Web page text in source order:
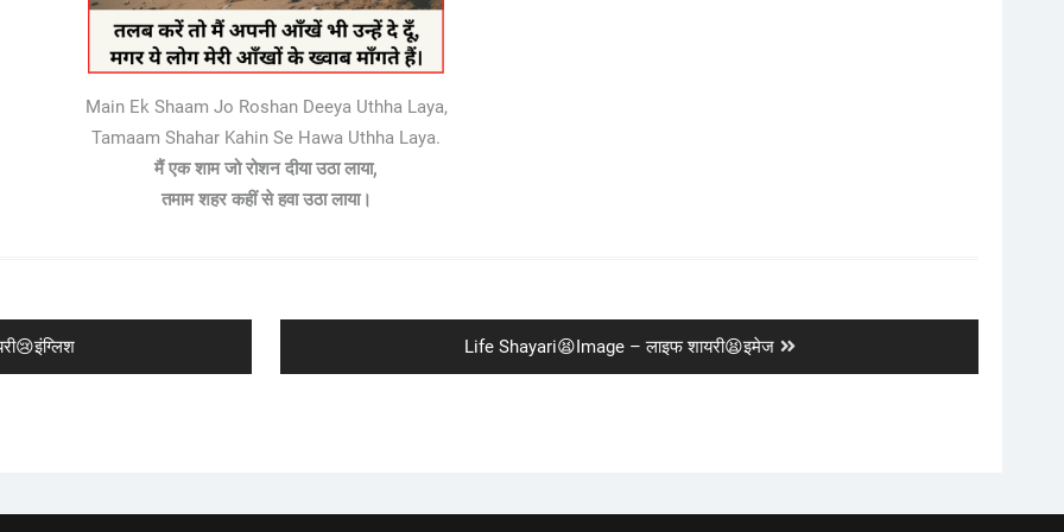
Main Ek Shaam Jo Roshan Deeya Uthha Laya,
Tamaam Shahar Kahin Se Hawa Uthha Laya.
मैं एक शाम जो रोशन दीया उठा लाया,
तमाम शहर कहीं से हवा उठा लाया।
Next
post:
Life Shayari😫Image – लाइफ शायरी😫इमेज